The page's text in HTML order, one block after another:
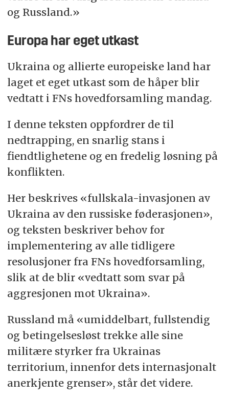
og Russland.»
Europa har eget utkast
Ukraina og allierte europeiske land har
laget et eget utkast som de håper blir
vedtatt i FNs hovedforsamling mandag.
I denne teksten oppfordrer de til
nedtrapping, en snarlig stans i
fiendtlighetene og en fredelig løsning på
konflikten.
Her beskrives «fullskala-invasjonen av
Ukraina av den russiske føderasjonen»,
og teksten beskriver behov for
implementering av alle tidligere
resolusjoner fra FNs hovedforsamling,
slik at de blir «vedtatt som svar på
aggresjonen mot Ukraina».
Russland må «umiddelbart, fullstendig
og betingelsesløst trekke alle sine
militære styrker fra Ukrainas
territorium, innenfor dets internasjonalt
anerkjente grenser», står det videre.